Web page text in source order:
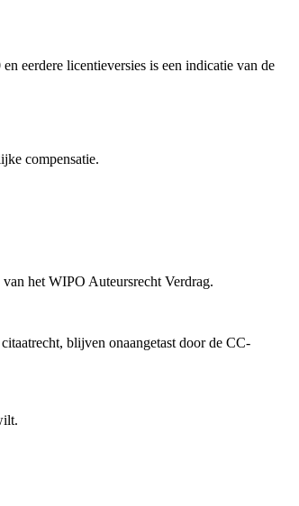
eerdere licentieversies is een indicatie van de
compensatie.
het WIPO Auteursrecht Verdrag.
blijven onaangetast door de CC-